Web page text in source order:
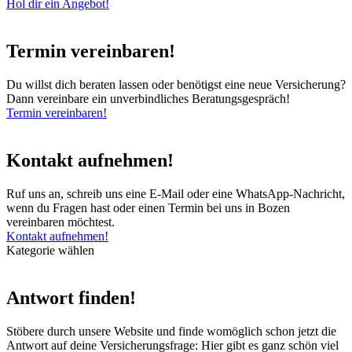
Hol dir ein Angebot!
Termin vereinbaren!
Du willst dich beraten lassen oder benötigst eine neue Versicherung?
Dann vereinbare ein unverbindliches Beratungsgespräch!
Termin vereinbaren!
Kontakt aufnehmen!
Ruf uns an, schreib uns eine E-Mail oder eine WhatsApp-Nachricht,
wenn du Fragen hast oder einen Termin bei uns in Bozen
vereinbaren möchtest.
Kontakt aufnehmen!
Kategorie wählen
Antwort finden!
Stöbere durch unsere Website und finde womöglich schon jetzt die
Antwort auf deine Versicherungsfrage: Hier gibt es ganz schön viel